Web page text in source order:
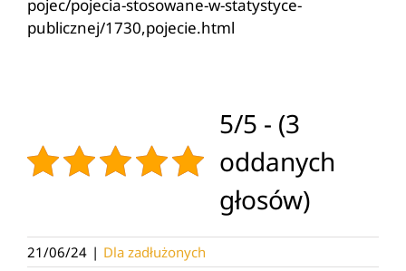
pojec/pojecia-stosowane-w-statystyce-
publicznej/1730,pojecie.html
5/5 - (3
oddanych
głosów)
21/06/24 | Dla zadłużonych